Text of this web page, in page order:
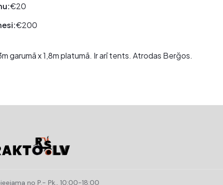
€20
€200
garumā x 1,8m platumā. Ir arī tents. Atrodas Berğos.
no P.- Pk., 10:00-18:00